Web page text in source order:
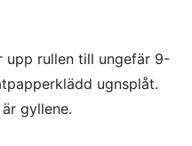
upp rullen till ungefär 9-
ugnsplåt.
gyllene.